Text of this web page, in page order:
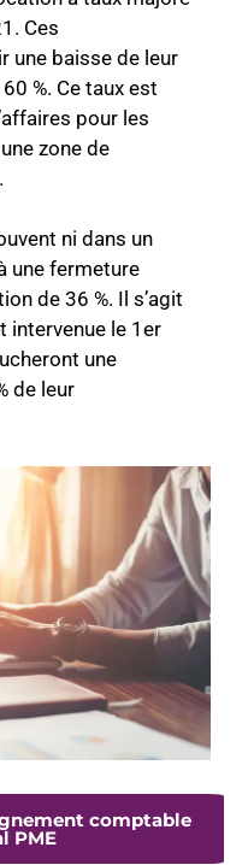
Ces
une baisse de leur
%. Ce taux est
pour les
zone de
ni dans un
une fermeture
de 36 %. Il s’agit
intervenue le 1er
une
de leur
comptable
PME